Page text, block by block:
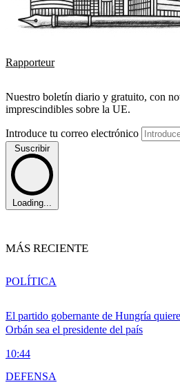
Rapporteur
Nuestro boletín diario y gratuito, con
imprescindibles sobre la UE.
Introduce tu correo electrónico
Suscribir
Loading...
MÁS RECIENTE
El partido gobernante de Hungría
Orbán sea el presidente del país
10:44
POLÍTICA
DEFENSA